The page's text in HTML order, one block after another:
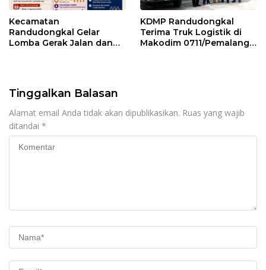
Kecamatan
Randudongkal Gelar
Lomba Gerak Jalan dan
KDMP Randudongkal
Terima Truk Logistik di
Makodim 0711/Pemalang
Tinggalkan Balasan
Alamat email Anda tidak akan dipublikasikan. Ruas yang wajib
ditandai *